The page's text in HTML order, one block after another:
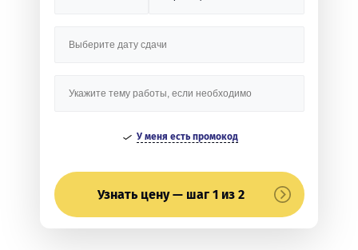
У меня есть промокод
Узнать цену — шаг 1 из 2